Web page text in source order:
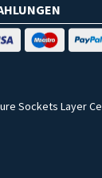
Sockets Layer